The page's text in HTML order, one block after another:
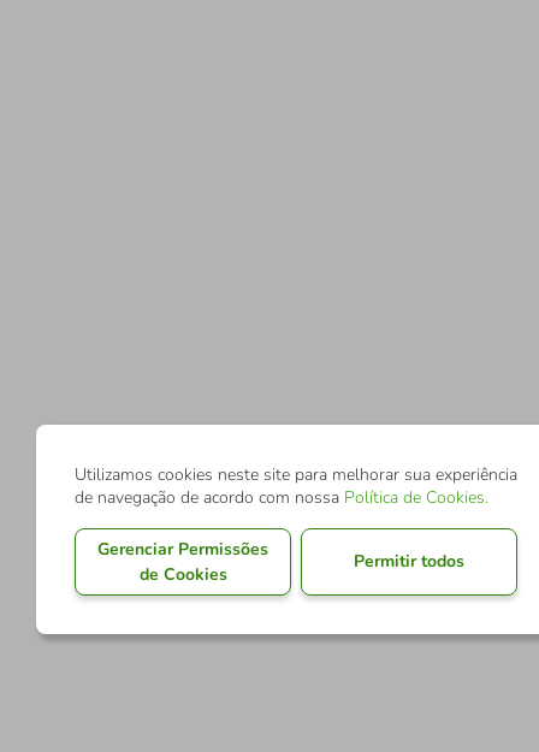
Utilizamos cookies neste site para melhorar sua experiência
de navegação de acordo com nossa Política de Cookies.
Gerenciar Permissões
de Cookies
Permitir todos